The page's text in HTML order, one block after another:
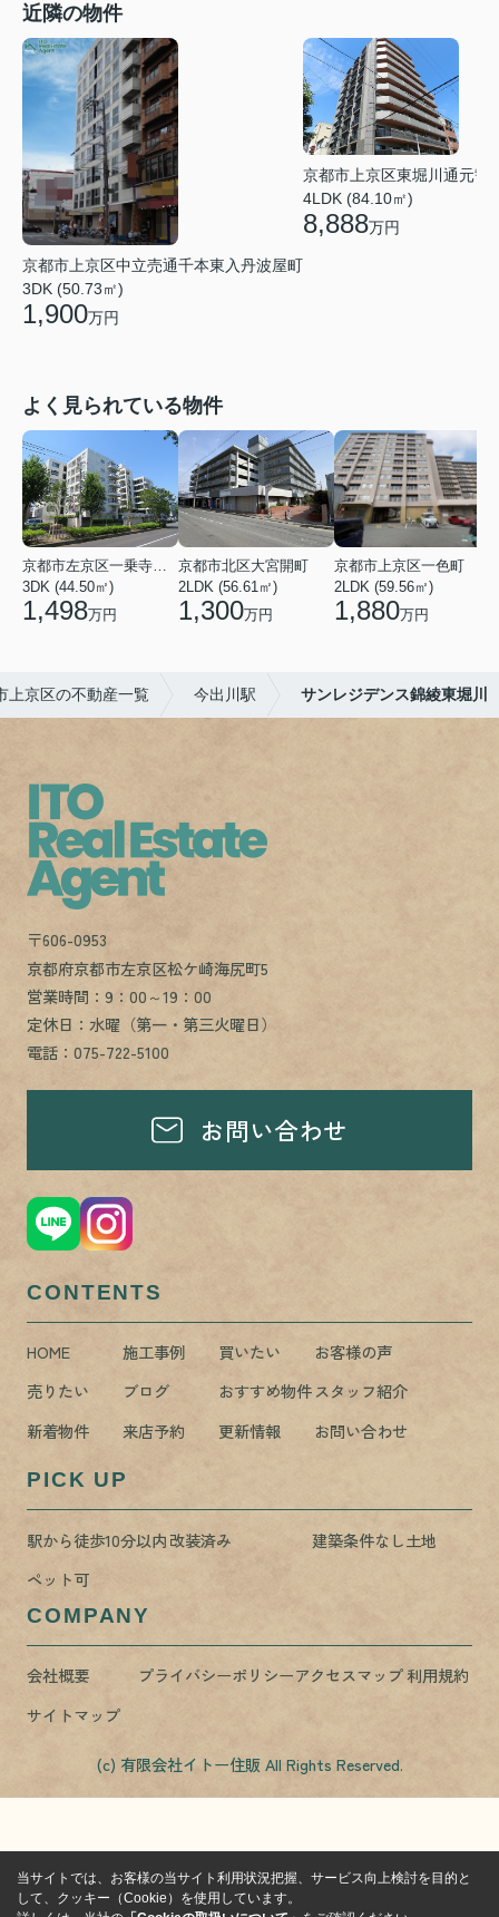
近隣の物件
京都市上京区中立売通千本東入丹波屋町
3DK (50.73㎡)
1,900万円
京都市上京区東堀川通元誓
4LDK (84.10㎡)
8,888万円
よく見られている物件
京都市左京区一乗寺染殿町
3DK (44.50㎡)
1,498万円
京都市北区大宮開町
2LDK (56.61㎡)
1,300万円
京都市上京区一色町
2LDK (59.56㎡)
1,880万円
上京区の不動産一覧 今出川駅 サンレジデンス錦綾東堀川
〒606-0953
京都府京都市左京区松ケ崎海尻町5
営業時間：9：00～19：00
定休日：水曜（第一・第三火曜日）
電話：075-722-5100
お問い合わせ
CONTENTS
HOME 施工事例 買いたい
お客様の声
売りたい
ブログ おすすめ物件スタッフ紹介
新着物件
来店予約 更新情報 お問い合わせ
PICK UP
駅から徒歩10分以内改装済み
建築条件なし土地
ペット可
COMPANY
会社概要 プライバシーポリシーアクセスマップ利用規約
サイトマップ
(c) 有限会社イトー住販 All Rights Reserved.
当サイトでは、お客様の当サイト利用状況把握、サービス向上検討を目的と
して、クッキー（Cookie）を使用しています。